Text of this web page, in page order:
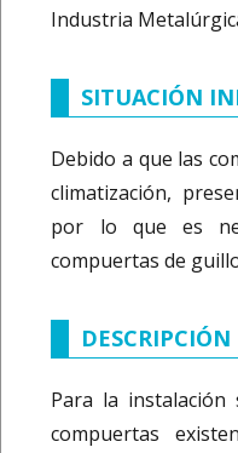
Industria
SITUACIÓN
Debido a que las
climatización,
por lo que es
compuertas de
Para la
compuertas